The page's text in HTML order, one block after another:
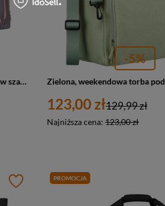
Torba podróżna weekendowa sportowa w szaro-różowym kolorze z komorą na obuwie Peterson
-5%
123,00 zł
Najniższa cena: 123,00 zł
129,99 zł
PROMOCJA